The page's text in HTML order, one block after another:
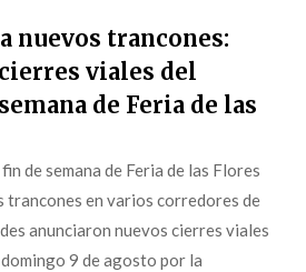
nuevos trancones:
viales del
de Feria de las
de semana de Feria de las Flores
trancones en varios corredores de
anunciaron nuevos cierres viales
9 de agosto por la